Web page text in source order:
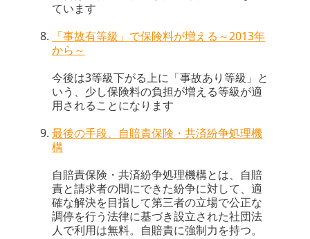
ています
「事故有等級」で保険料が増える～2013年
から～
今後は3等級下がる上に「事故あり等級」と
いう、少し保険料の負担が増える等級が適
用されることになります
最後の手段、自賠責保険・共済紛争処理機
構
自賠責保険・共済紛争処理機構とは、自賠
責と請求者の間にできた紛争に対して、適
確な解決を目指して第三者の立場で公正な
調停を行う法律に基づき設立された社団法
人で利用は無料。自賠責に強制力を持つ。